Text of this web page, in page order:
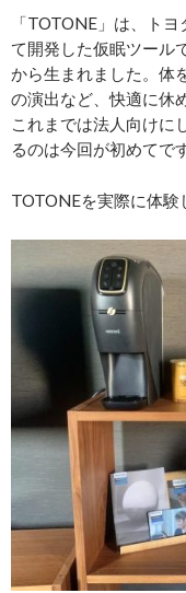
「TOTONE」は、ト
て開発した仮眠ツール
から生まれました。体
の演出など、快適に休
これまでは法人向けに
るのは今回が初めてです
TOTONEを実際に体験